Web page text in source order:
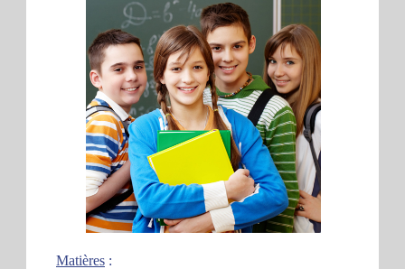
Matières :